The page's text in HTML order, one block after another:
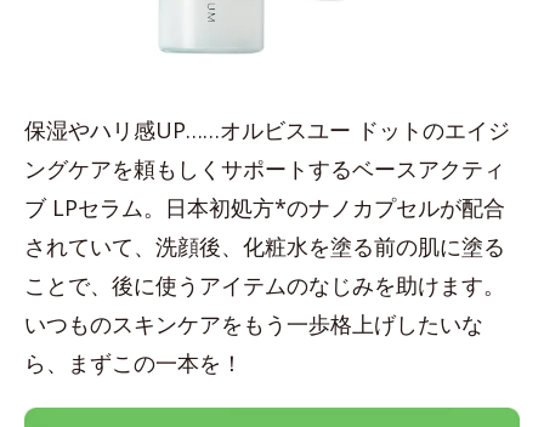
保湿やハリ感UP……オルビスユー ドットのエイジ
ングケアを頼もしくサポートするベースアクティ
ブ LPセラム。日本初処方*のナノカプセルが配合
されていて、洗顔後、化粧水を塗る前の肌に塗る
ことで、後に使うアイテムのなじみを助けます。
いつものスキンケアをもう一歩格上げしたいな
ら、まずこの一本を！